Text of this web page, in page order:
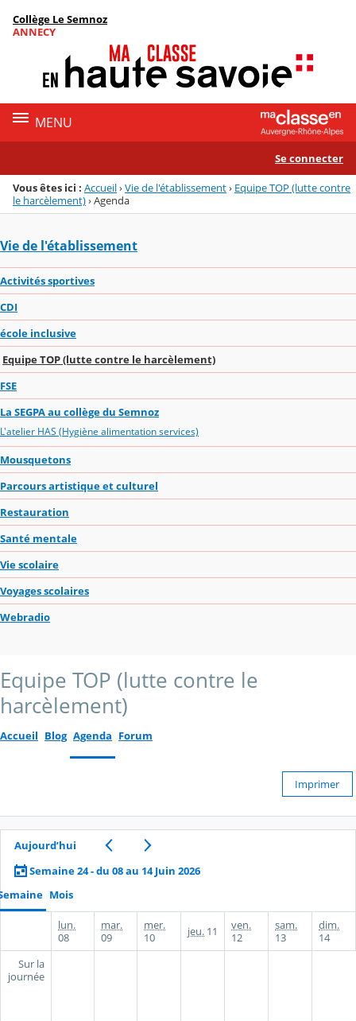
Menu de la rubrique
Contenu
Collège Le Semnoz
ANNECY
MENU
Se connecter
Vous êtes ici : Accueil›Vie de l'établissement› Equipe TOP (lutte contre
le harcèlement)›Agenda
Vie de l'établissement
Activités sportives
CDI
école inclusive
Equipe TOP (lutte contre le harcèlement)
FSE
La SEGPA au collège du Semnoz
L'atelier HAS (Hygiène alimentation services)
Mousquetons
Parcours artistique et culturel
Restauration
Santé mentale
Vie scolaire
Voyages scolaires
Webradio
Equipe TOP (lutte contre le
harcèlement)
Accueil Blog Agenda Forum
Imprimer
Aujourd’hui
Semaine 24 - du 08 au 14 Juin 2026
Mois
lun.
08
mar.
09
mer.
10
jeu. 11
ven.
12
sam.
13
dim.
14
Sur la
journée